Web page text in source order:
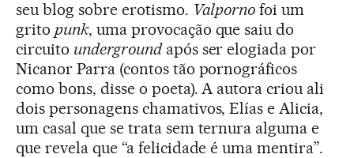
seu blog sobre erotismo. Valporno foi um
grito punk, uma provocação que saiu do
circuito undergroundapós ser elogiada por
Nicanor Parra (contos tão pornográficos
como bons, disse o poeta). A autora criou ali
dois personagens chamativos, Elías e Alicia,
um casal que se trata sem ternura alguma e
que revela que “a felicidade é uma mentira”.